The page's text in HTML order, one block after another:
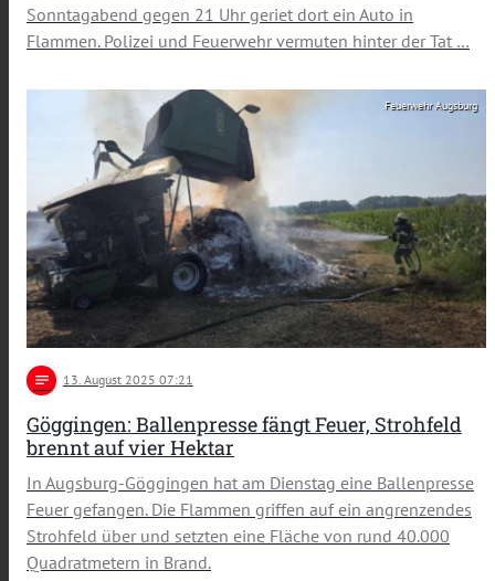
Sonntagabend gegen 21 Uhr geriet dort ein Auto in
Flammen. Polizei und Feuerwehr vermuten hinter der Tat …
Feuerwehr Augsburg
notes 13. August 2025 07:21
Göggingen: Ballenpresse fängt Feuer, Strohfeld
brennt auf vier Hektar
In Augsburg-Göggingen hat am Dienstag eine Ballenpresse
Feuer gefangen. Die Flammen griffen auf ein angrenzendes
Strohfeld über und setzten eine Fläche von rund 40.000
Quadratmetern in Brand.